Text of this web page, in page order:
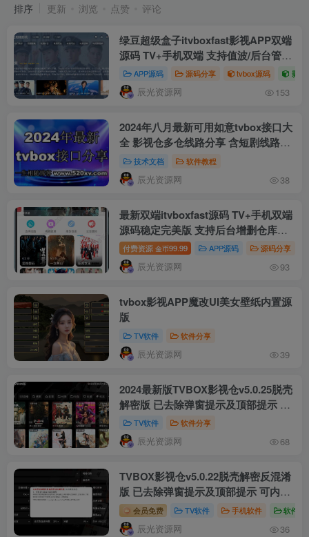
排序 更新 浏览 点赞 评论
绿豆超级盒子itvboxfast影视APP双端
源码 TV+手机双端 支持值波/后台管理
仓库/会员系统/卡密系统/批量生成账号
自动换源 集成免签约支付系统
APP源码 源码分享 tvbox源码 影视
辰光资源网 153
2024年八月最新可用如意tvbox接口大
全 影视仓多仓线路分享 含短剧线路接
口 技术文档 软件教程
辰光资源网 38
最新双端itvboxfast源码 TV+手机双端
源码稳定完美版 支持后台增删仓库线
路 itvbox影视仓二开会员如意版影视
APP源码
付费资源 金币99.99 APP源码 源码分享
辰光资源网 93
tvbox影视APP魔改UI美女壁纸内置源
版
TV软件 软件分享
辰光资源网 39
2024最新版TVBOX影视仓v5.0.25脱壳
解密版 已去除弹窗提示及顶部提示 可
内置tvbox仓库接口 内附三个修改版本
TV软件 软件分享
辰光资源网 68
TVBOX影视仓v5.0.22脱壳解密反混淆
版 已去除弹窗提示及顶部提示 可内置
tvbox仓库接口
会员免费 TV软件 手机软件 软件分
辰光资源网 36